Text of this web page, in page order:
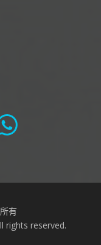
有
rights reserved.